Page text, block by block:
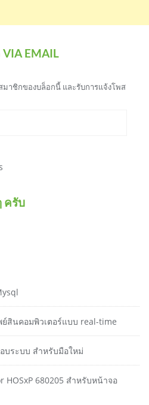
VIA EMAIL
าชิกของบล็อกนี้ และรับการแจ้งโพส
ครับ
ย์สินคอมพิวเตอร์แบบ real-time
บระบบ สำหรับมือใหม่
HOSxP 680205 สำหรับหน้าจอ